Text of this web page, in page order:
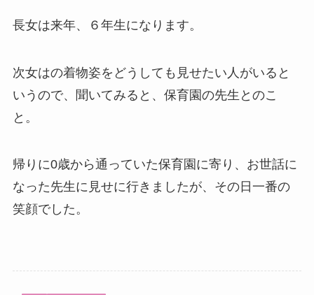
長女は来年、６年生になります。
次女はの着物姿をどうしても見せたい人がいると
いうので、聞いてみると、保育園の先生とのこ
と。
帰りに0歳から通っていた保育園に寄り、お世話に
なった先生に見せに行きましたが、その日一番の
笑顔でした。